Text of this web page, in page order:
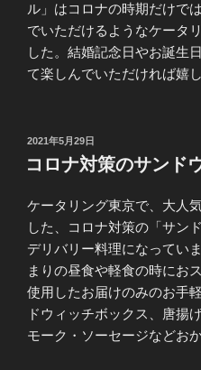
ル」はコロナの時期だけで
でいただけるようなケータ
した。結婚記念日やお誕生
て楽しんでいただければ嬉
投
日:
2021年5月29日
コロナ対策のサンド
ケータリング東京で、大人
した、コロナ対策の「サン
デリバリー料理になってい
まりの昼食や軽食の時にお
使用したお届けのみのお手
ドウィッチボックス、唐揚
モーク・ソーセージなどお